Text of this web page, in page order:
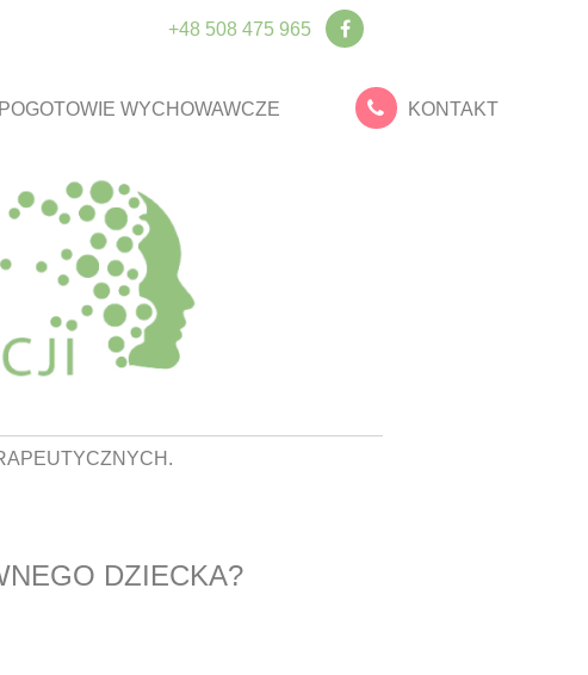
+48 508 475 965
POGOTOWIE WYCHOWAWCZE KONTAKT
DZIECKA?